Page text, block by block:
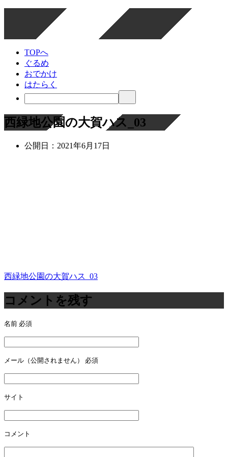
TOPへ
ぐるめ
おでかけ
はたらく
西緑地公園の大賀ハス_03
公開日： 2021年6月17日
投
稿
ナ
ビ
ゲ
ー
シ
ョ
ン
西緑地公園の大賀ハス_03
コメントを残す
名前 必須
メール（公開されません） 必須
サイト
コメント